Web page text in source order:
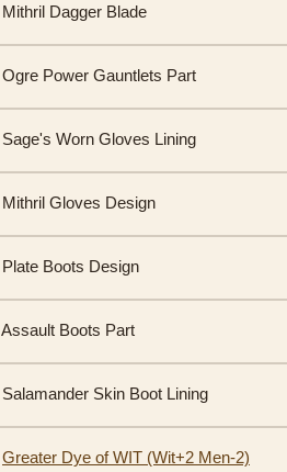
Mithril Dagger Blade
Ogre Power Gauntlets Part
Sage's Worn Gloves Lining
Mithril Gloves Design
Plate Boots Design
Assault Boots Part
Salamander Skin Boot Lining
Greater Dye of WIT (Wit+2 Men-2)